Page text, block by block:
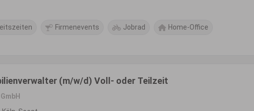
Firmenevents Jobrad Home-Office
(m/w/d) Voll- oder Teilzeit